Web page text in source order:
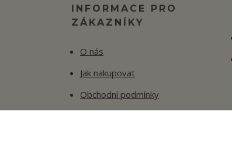
INFORMACE PRO
ZÁKAZNÍKY
O nás
Jak nakupovat
Obchodní podmínky